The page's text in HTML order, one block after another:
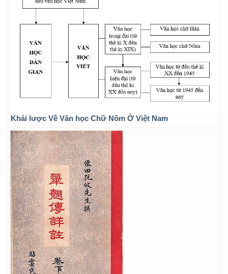
Khái lược Về Văn học Chữ Nôm Ở Việt Nam